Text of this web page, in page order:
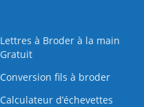
Lettres à Broder à la main
Gratuit
Conversion fils à broder
Calculateur d’échevettes